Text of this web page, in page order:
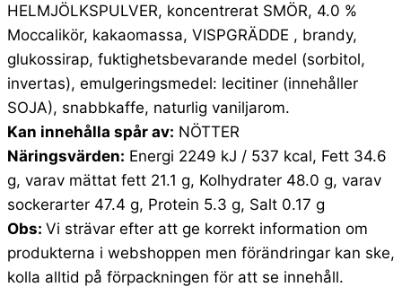
HELMJÖLKSPULVER, koncentrerat SMÖR, 4.0 %
Moccalikör, kakaomassa, VISPGRÄDDE , brandy,
glukossirap, fuktighetsbevarande medel (sorbitol,
invertas), emulgeringsmedel: lecitiner (innehåller
SOJA), snabbkaffe, naturlig vaniljarom.
Kan innehålla spår av: NÖTTER
Näringsvärden: Energi 2249 kJ / 537 kcal, Fett 34.6
g, varav mättat fett 21.1 g, Kolhydrater 48.0 g, varav
sockerarter 47.4 g, Protein 5.3 g, Salt 0.17 g
Obs: Vi strävar efter att ge korrekt information om
produkterna i webshoppen men förändringar kan ske,
kolla alltid på förpackningen för att se innehåll.